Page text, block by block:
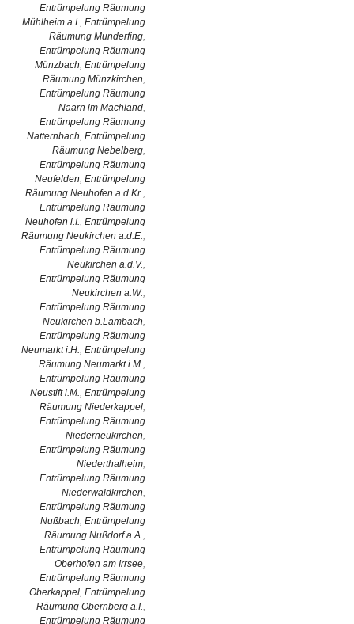
Entrümpelung Räumung
Mühlheim a.I., Entrümpelung
Räumung Munderfing,
Entrümpelung Räumung
Münzbach, Entrümpelung
Räumung Münzkirchen,
Entrümpelung Räumung
Naarn im Machland,
Entrümpelung Räumung
Natternbach, Entrümpelung
Räumung Nebelberg,
Entrümpelung Räumung
Neufelden, Entrümpelung
Räumung Neuhofen a.d.Kr.,
Entrümpelung Räumung
Neuhofen i.I., Entrümpelung
Räumung Neukirchen a.d.E.,
Entrümpelung Räumung
Neukirchen a.d.V.,
Entrümpelung Räumung
Neukirchen a.W.,
Entrümpelung Räumung
Neukirchen b.Lambach,
Entrümpelung Räumung
Neumarkt i.H., Entrümpelung
Räumung Neumarkt i.M.,
Entrümpelung Räumung
Neustift i.M., Entrümpelung
Räumung Niederkappel,
Entrümpelung Räumung
Niederneukirchen,
Entrümpelung Räumung
Niederthalheim,
Entrümpelung Räumung
Niederwaldkirchen,
Entrümpelung Räumung
Nußbach, Entrümpelung
Räumung Nußdorf a.A.,
Entrümpelung Räumung
Oberhofen am Irrsee,
Entrümpelung Räumung
Oberkappel, Entrümpelung
Räumung Obernberg a.I.,
Entrümpelung Räumung